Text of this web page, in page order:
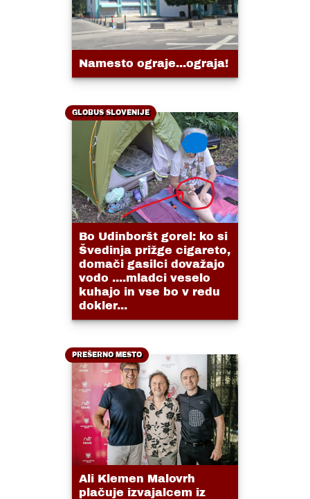
Namesto ograje...ograja!
GLOBUS SLOVENIJE
Bo Udinboršt gorel: ko si
Švedinja prižge cigareto,
domači gasilci dovažajo
vodo ....mladci veselo
kuhajo in vse bo v redu
dokler...
PREŠERNO MESTO
Ali Klemen Malovrh
plačuje izvajalcem iz